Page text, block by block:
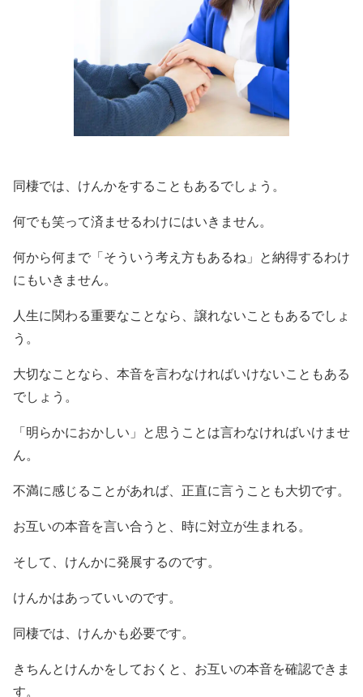
同棲では、けんかをすることもあるでしょう。
何でも笑って済ませるわけにはいきません。
何から何まで「そういう考え方もあるね」と納得するわけ
にもいきません。
人生に関わる重要なことなら、譲れないこともあるでしょ
う。
大切なことなら、本音を言わなければいけないこともある
でしょう。
「明らかにおかしい」と思うことは言わなければいけませ
ん。
不満に感じることがあれば、正直に言うことも大切です。
お互いの本音を言い合うと、時に対立が生まれる。
そして、けんかに発展するのです。
けんかはあっていいのです。
同棲では、けんかも必要です。
きちんとけんかをしておくと、お互いの本音を確認できま
す。